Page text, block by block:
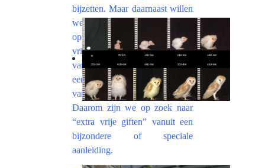
bijzetten. Maar daarnaast willen
we ook meer en meer inzetten
op educatie en opleiding van
vrijwilligers. Het beschermen
van kerkuilen vraagt immers
een voortdurend aanscherpen
van onze professionalisering.
Daarom zijn we op zoek naar
“extra vrije giften” vanuit een
bijzondere of speciale
aanleiding.